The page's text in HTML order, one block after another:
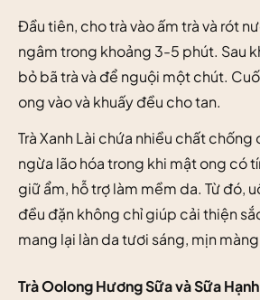
Đầu tiên, cho trà vào ấm trà và rót
ngâm trong khoảng 3-5 phút. Sau
bỏ bã trà và để nguội một chút.
ong vào và khuấy đều cho tan.
Trà Xanh Lài chứa nhiều chất
ngừa lão hóa trong khi mật ong có
giữ ẩm, hỗ trợ làm mềm da. Từ đó,
đều đặn không chỉ giúp cải thiện
mang lại làn da tươi sáng, mịn
Trà Oolong Hương Sữa và Sữa